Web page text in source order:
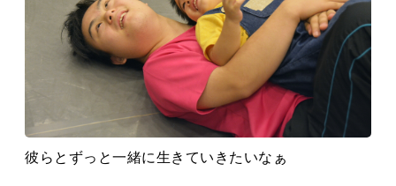
彼らとずっと一緒に生きていきたいなぁ